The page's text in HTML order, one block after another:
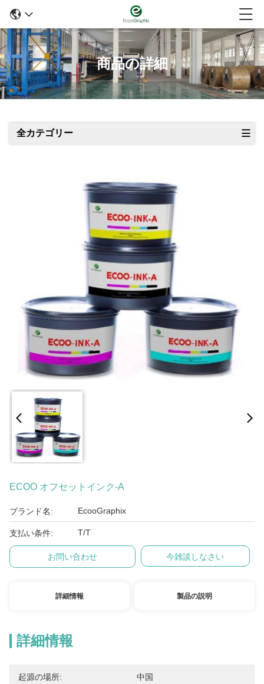
商品の詳細
全カテゴリー
ECOO オフセットインク-A
ブランド名: EcooGraphix
支払い条件: T/T
お問い合わせ 今雑談しなさい
詳細情報 製品の説明
詳細情報
起源の場所: 中国